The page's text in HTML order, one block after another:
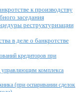
к производству
заседания
реструктуризации
в деле о банкротстве
кредиторов при
комплекса
(при оспаривании сделок